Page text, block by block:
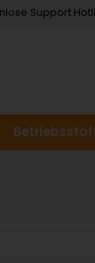
Support